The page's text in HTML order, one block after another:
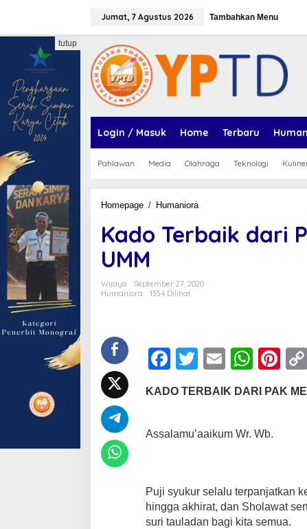
Jumat, 7 Agustus 2026 Tambahkan Menu
Login / Masuk Home Terbaru
Pahlawan Media Olahraga Teknologi
tutup
Homepage / HumanioraKado
dari
Pak
dan
Kado Terbaik dari
UMM
Wijaya
September 27, 2020
Humaniora
1354 Dilihat
F
a
c
e
o
k
T
wi
tt
er
E
m
ail
W
h
at
s
p
Pi
nt
er
KADO TERBAIK DARI PAK
Assalamu’aaikum Wr. Wb.
Puji syukur selalu terpanjatkan
hingga akhirat, dan Sholawat
suri tauladan bagi kita semua.